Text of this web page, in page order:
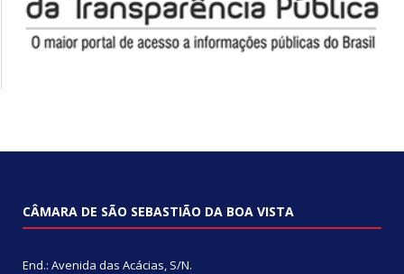
CÂMARA DE SÃO SEBASTIÃO DA BOA VISTA
End.: Avenida das Acácias, S/N.